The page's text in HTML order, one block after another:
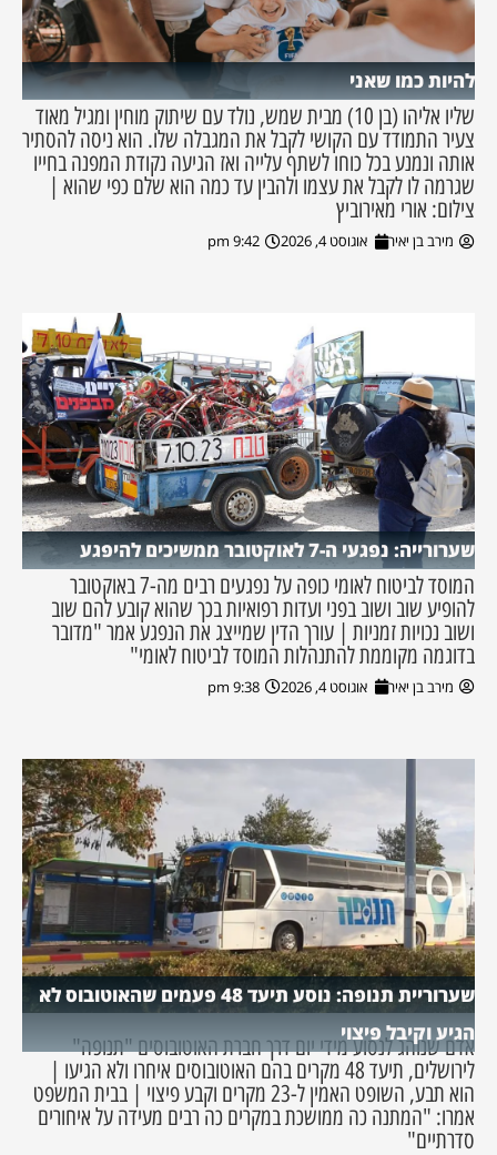
להיות כמו שאני
שליו אליהו (בן 10) מבית שמש, נולד עם שיתוק מוחין ומגיל מאוד
צעיר התמודד עם הקושי לקבל את המגבלה שלו. הוא ניסה להסתיר
אותה ונמנע בכל כוחו לשתף עלייה ואז הגיעה נקודת המפנה בחייו
שגרמה לו לקבל את עצמו ולהבין עד כמה הוא שלם כפי שהוא |
צילום: אורי מאירוביץ
מירב בן יאיר אוגוסט 4, 2026 9:42 pm
שערורייה: נפגעי ה-7 לאוקטובר ממשיכים להיפגע
המוסד לביטוח לאומי כופה על נפגעים רבים מה-7 באוקטובר
להופיע שוב ושוב בפני ועדות רפואיות בכך שהוא קובע להם שוב
ושוב נכויות זמניות | עורך הדין שמייצג את הנפגע אמר "מדובר
בדוגמה מקוממת להתנהלות המוסד לביטוח לאומי"
מירב בן יאיר אוגוסט 4, 2026 9:38 pm
שערוריית תנופה: נוסע תיעד 48 פעמים שהאוטובוס לא
הגיע וקיבל פיצוי
אדם שנוהג לנסוע מידי יום דרך חברת האוטובוסים "תנופה"
לירושלים, תיעד 48 מקרים בהם האוטובוסים איחרו ולא הגיעו |
הוא תבע, השופט האמין ל-23 מקרים וקבע פיצוי | בבית המשפט
אמרו: "המתנה כה ממושכת במקרים כה רבים מעידה על איחורים
סדרתיים"